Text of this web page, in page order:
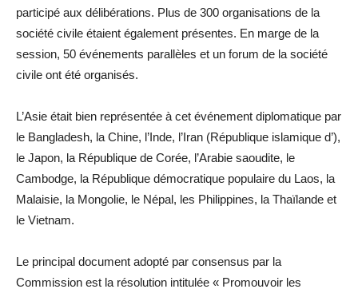
participé aux délibérations. Plus de 300 organisations de la
société civile étaient également présentes. En marge de la
session, 50 événements parallèles et un forum de la société
civile ont été organisés.
L’Asie était bien représentée à cet événement diplomatique par
le Bangladesh, la Chine, l’Inde, l’Iran (République islamique d’),
le Japon, la République de Corée, l’Arabie saoudite, le
Cambodge, la République démocratique populaire du Laos, la
Malaisie, la Mongolie, le Népal, les Philippines, la Thaïlande et
le Vietnam.
Le principal document adopté par consensus par la
Commission est la résolution intitulée « Promouvoir les